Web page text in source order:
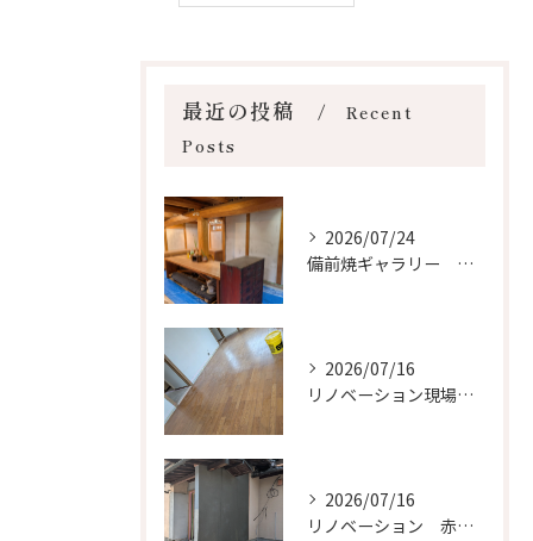
最近の投稿
Recent
Posts
2026/07/24
備前焼ギャラリー 塗り替え現場
2026/07/16
リノベーション現場 灘崎
2026/07/16
リノベーション 赤磐 瀬戸